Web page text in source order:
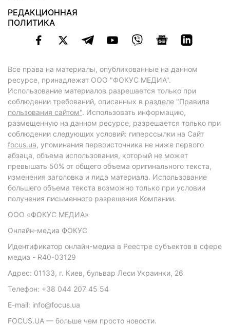
РЕДАКЦИОННАЯ
ПОЛИТИКА
Все права на материалы, опубликованные на данном
ресурсе, принадлежат ООО "ФОКУС МЕДИА".
Использование материалов разрешается только при
соблюдении требований, описанных в разделе "Правила
пользования сайтом". Использовать информацию,
размещенную на данном ресурсе, разрешается только при
соблюдении следующих условий: гиперссылки на Сайт
focus.ua, упоминания первоисточника не ниже первого
абзаца, объема использования, который не может
превышать 50% от общего объема оригинального текста,
изменения заголовка и лида материала. Использование
большего объема текста возможно только при условии
получения письменного разрешения Компании.
ООО «ФОКУС МЕДИА»
Онлайн-медиа ФОКУС
Идентификатор онлайн-медиа в Реестре субъектов в сфере
медиа - R40-03129
Адрес: 01133, г. Киев, бульвар Леси Украинки, 26
Телефон: +38 044 207 45 54
E-mail: info@focus.ua
FOCUS.UA — больше чем просто новости.